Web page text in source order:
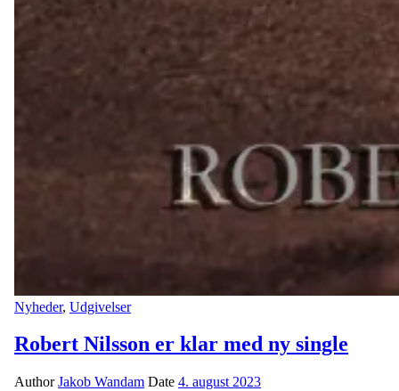
Nyheder, Udgivelser
Robert Nilsson er klar med ny single
AuthorJakob Wandam Date 4. august 2023